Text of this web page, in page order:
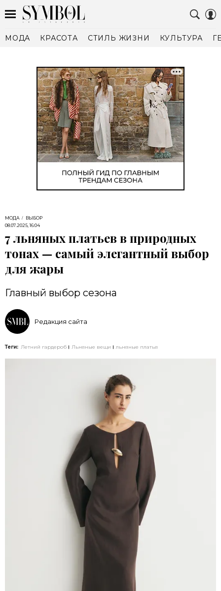
МОДА КРАСОТА СТИЛЬ ЖИЗНИ КУЛЬТУРА
МОДА
ВЫБОР
08.07.2025, 16:04
7 льняных платьев в природных
тонах — самый элегантный выбор
для жары
Главный выбор сезона
Редакция сайта
Теги: Летний гардероб Льняные вещи льняные платья